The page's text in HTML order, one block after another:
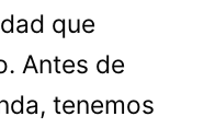
que
Antes de
tenemos